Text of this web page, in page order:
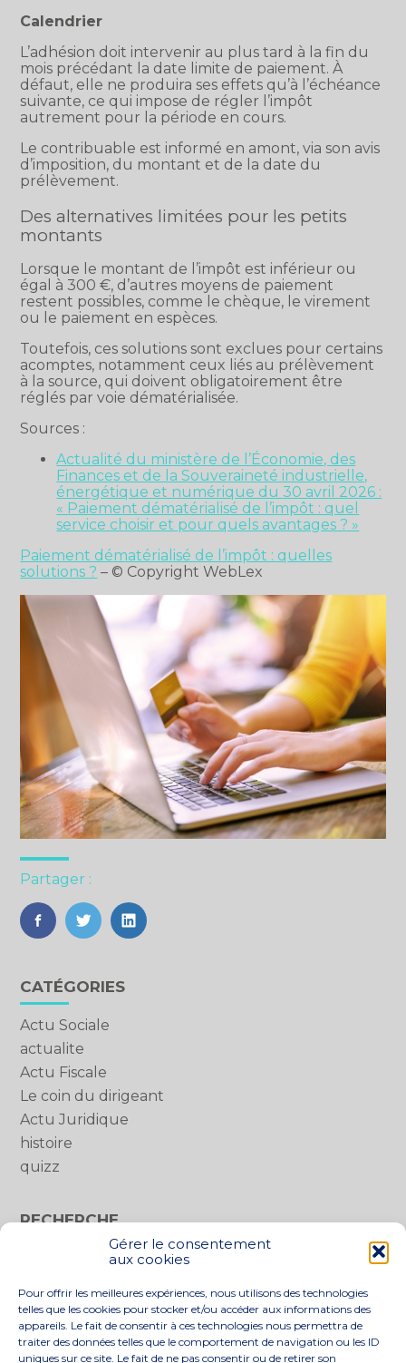
Gérer le consentement
aux cookies
Pour offrir les meilleures expériences, nous utilisons des technologies
telles que les cookies pour stocker et/ou accéder aux informations des
appareils. Le fait de consentir à ces technologies nous permettra de
traiter des données telles que le comportement de navigation ou les ID
uniques sur ce site. Le fait de ne pas consentir ou de retirer son
Calendrier
L’adhésion doit intervenir au plus tard à la fin du
mois précédant la date limite de paiement. À
défaut, elle ne produira ses effets qu’à l’échéance
suivante, ce qui impose de régler l’impôt
autrement pour la période en cours.
Le contribuable est informé en amont, via son avis
d’imposition, du montant et de la date du
prélèvement.
Des alternatives limitées pour les petits
montants
Lorsque le montant de l’impôt est inférieur ou
égal à 300 €, d’autres moyens de paiement
restent possibles, comme le chèque, le virement
ou le paiement en espèces.
Toutefois, ces solutions sont exclues pour certains
acomptes, notamment ceux liés au prélèvement
à la source, qui doivent obligatoirement être
réglés par voie dématérialisée.
Sources :
Actualité du ministère de l’Économie, des
Finances et de la Souveraineté industrielle,
énergétique et numérique du 30 avril 2026 :
« Paiement dématérialisé de l’impôt : quel
service choisir et pour quels avantages ? »
Paiement dématérialisé de l’impôt : quelles
solutions ? – © Copyright WebLex
Partager :
FaceBook
TwitterLinkedIn
Blog
sidebar
CATÉGORIES
Actu Sociale
actualite
Actu Fiscale
Le coin du dirigeant
Actu Juridique
histoire
quizz
RECHERCHE
Rechercher :